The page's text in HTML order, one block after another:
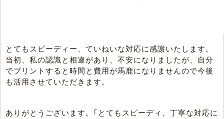
とてもスピーディー、ていねいな対応に感謝いたします。
当初、私の認識と相違があり、不安になりましたが、自分
でプリントすると時間と費用が馬鹿になりませんので今後
も活用させていただきます。
ありがとうございます。｢とてもスピーディ、丁寧な対応に